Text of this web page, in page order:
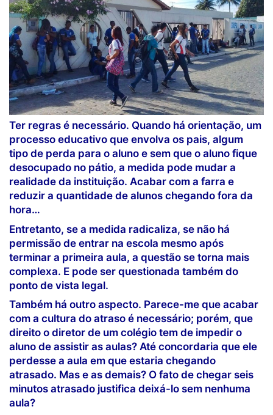
Ter regras é necessário. Quando há orientação, um
processo educativo que envolva os pais, algum
tipo de perda para o aluno e sem que o aluno fique
desocupado no pátio, a medida pode mudar a
realidade da instituição. Acabar com a farra e
reduzir a quantidade de alunos chegando fora da
hora…
Entretanto, se a medida radicaliza, se não há
permissão de entrar na escola mesmo após
terminar a primeira aula, a questão se torna mais
complexa. E pode ser questionada também do
ponto de vista legal.
Também há outro aspecto. Parece-me que acabar
com a cultura do atraso é necessário; porém, que
direito o diretor de um colégio tem de impedir o
aluno de assistir as aulas? Até concordaria que ele
perdesse a aula em que estaria chegando
atrasado. Mas e as demais? O fato de chegar seis
minutos atrasado justifica deixá-lo sem nenhuma
aula?